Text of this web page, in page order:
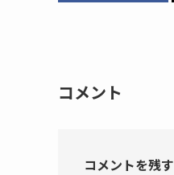
コメント
コメントを残す